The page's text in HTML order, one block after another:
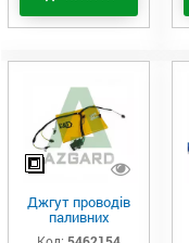
Джгут проводів
паливних
форсунок CAT